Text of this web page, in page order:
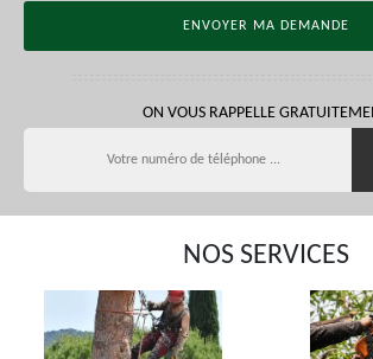
ON VOUS RAPPELLE
NOS SERVICES